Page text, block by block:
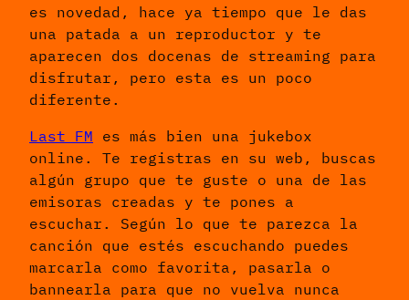
es novedad, hace ya tiempo que le das
una patada a un reproductor y te
aparecen dos docenas de streaming para
disfrutar, pero esta es un poco
diferente.
Last FM es más bien una jukebox
online. Te registras en su web, buscas
algún grupo que te guste o una de las
emisoras creadas y te pones a
escuchar. Según lo que te parezca la
canción que estés escuchando puedes
marcarla como favorita, pasarla o
bannearla para que no vuelva nunca